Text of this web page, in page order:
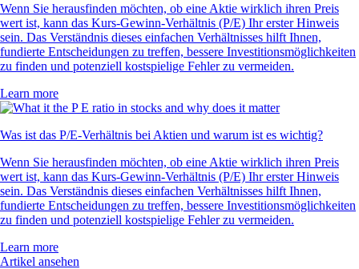
Wenn Sie herausfinden möchten, ob eine Aktie wirklich ihren Preis
wert ist, kann das Kurs-Gewinn-Verhältnis (P/E) Ihr erster Hinweis
sein. Das Verständnis dieses einfachen Verhältnisses hilft Ihnen,
fundierte Entscheidungen zu treffen, bessere Investitionsmöglichkeiten
zu finden und potenziell kostspielige Fehler zu vermeiden.
Learn more
Was ist das P/E-Verhältnis bei Aktien und warum ist es wichtig?
Wenn Sie herausfinden möchten, ob eine Aktie wirklich ihren Preis
wert ist, kann das Kurs-Gewinn-Verhältnis (P/E) Ihr erster Hinweis
sein. Das Verständnis dieses einfachen Verhältnisses hilft Ihnen,
fundierte Entscheidungen zu treffen, bessere Investitionsmöglichkeiten
zu finden und potenziell kostspielige Fehler zu vermeiden.
Learn more
Artikel ansehen